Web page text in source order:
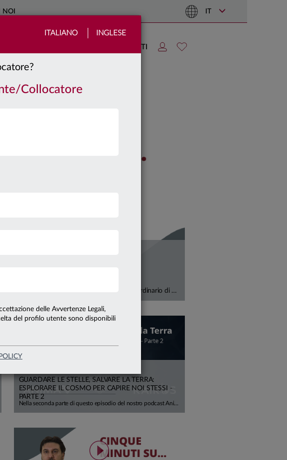
ITALIANO INGLESE
Collocatore
delle Avvertenze Legali,
del profilo utente sono disponibili
NOI
AREA CLIENTI
Deflussi record negli Stati Uniti, crescita a doppia cifra in Europa. Con Alfonso Del Giudice, Professore Ordinario di Finanza Aziendale presso l'Università Cattolica, analizziamo perché il vero tema, oggi, non è più l'etichetta "verde", ma la capacità di misurare correttamente il rischio climatico all'interno di portafogli e bilanci aziendali, tra costi di transizione, rischi fisici e impatti su rendimenti attesi e sostenibilità del debito.
GUARDARE LE STELLE, SALVARE LA TERRA:
ESPLORARE IL COSMO PER CAPIRE NOI STESSI -
PARTE 2
Nella seconda parte di questo episodio del nostro podcast Anime Innovative, ci concentriamo sulla cosiddetta Space Economy, e su tutte le opportunità (e difficoltà) che possono nascere. Insieme all'astrofisico Luca Perri viaggiamo tra scienza, economia, meraviglia e concretezza.